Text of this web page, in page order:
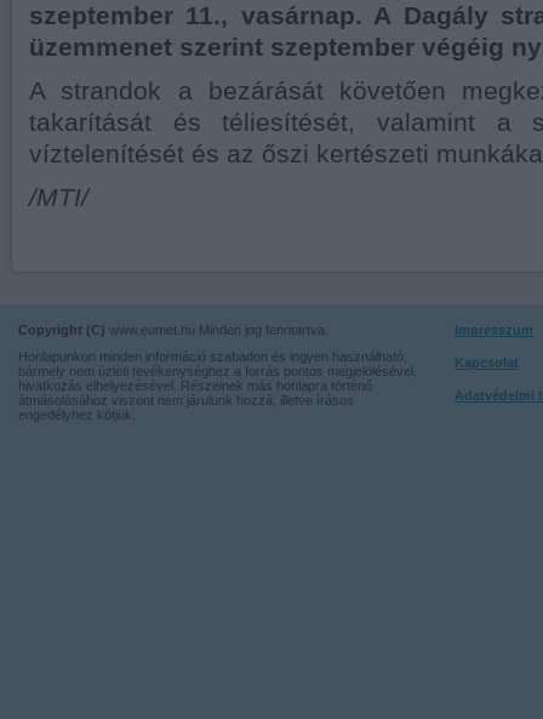
szeptember 11., vasárnap. A Dagály
üzemmenet szerint szeptember végéig
A strandok a bezárását követően
takarítását és téliesítését, valamint a
víztelenítését és az őszi kertészeti
/MTI/
Copyright (C) www.eumet.hu Minden jog fenntartva.
Honlapunkon minden információ szabadon és ingyen használható,
bármely nem üzleti tevékenységhez a forrás pontos megjelölésével,
hivatkozás elhelyezésével. Részeinek más honlapra történő
átmásolásához viszont nem járulunk hozzá, illetve írásos
engedélyhez kötjük.
Impresszum
Kapcsolat
Adatvédelmi